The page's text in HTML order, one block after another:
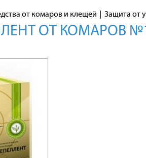
от комаров и клещей Защита от
ОТ КОМАРОВ